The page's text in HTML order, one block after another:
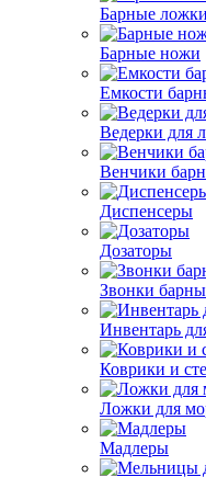
Барные ложки
Барные ножи
Емкости
Ведерки для
Венчики
Диспенсеры
Дозаторы
Звонки
Инвентарь
Коврики и
Ложки для
Мадлеры